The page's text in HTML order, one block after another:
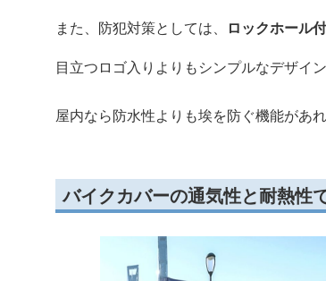
また、防犯対策としては、 ロックホール
目立つロゴ入りよりもシンプルなデザイ
屋内なら防水性よりも埃を防ぐ機能があ
バイクカバーの通気性と耐熱性